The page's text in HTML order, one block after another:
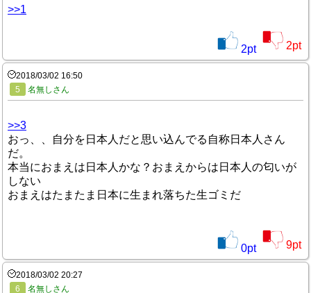
>>1
2pt 2pt
2018/03/02 16:50
5
名無しさん
>>3
おっ、、自分を日本人だと思い込んでる自称日本人さん
だ。
本当におまえは日本人かな？おまえからは日本人の匂いが
しない
おまえはたまたま日本に生まれ落ちた生ゴミだ
0pt 9pt
2018/03/02 20:27
6
名無しさん